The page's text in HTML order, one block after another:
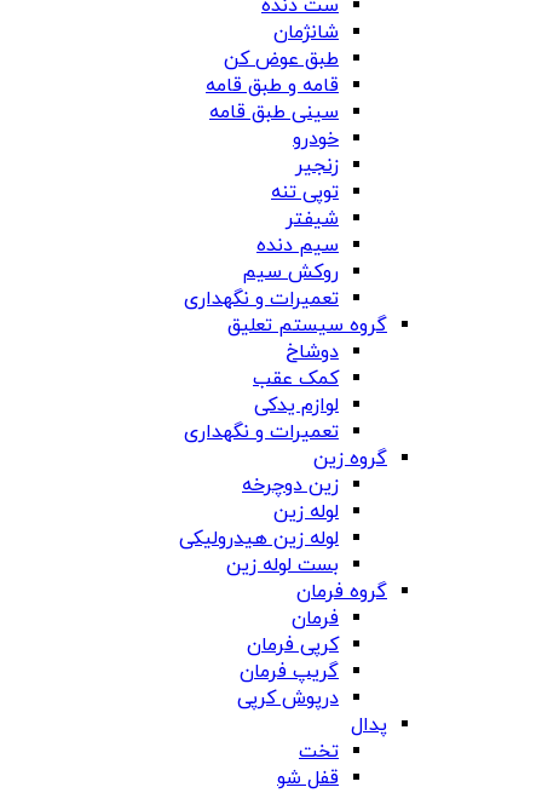
ست دنده
شانژمان
طبق عوض کن
قامه و طبق قامه
سینی طبق قامه
خودرو
زنجیر
توپی تنه
شیفتر
سیم دنده
روکش سیم
تعمیرات و نگهداری
گروه سیستم تعلیق
دوشاخ
کمک عقب
لوازم یدکی
تعمیرات و نگهداری
گروه زین
زین دوچرخه
لوله زین
لوله زین هیدرولیکی
بست لوله زین
گروه فرمان
فرمان
کرپی فرمان
گریپ فرمان
درپوش کرپی
پدال
تخت
قفل شو